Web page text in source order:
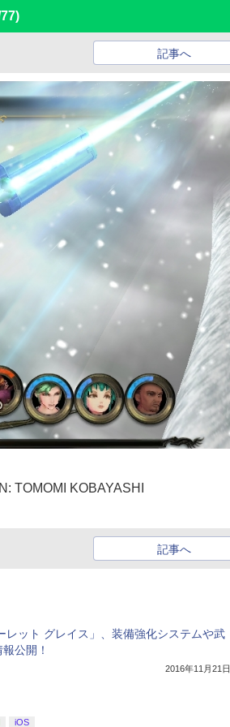
記事へ
TOMOMI KOBAYASHI
記事へ
レット グレイス」、装備強化システムや武
公開！
2016年11月21日
iOS